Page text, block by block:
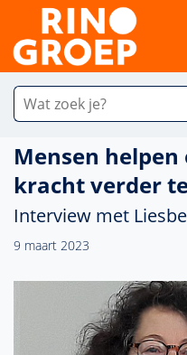
Mensen helpen
kracht verder
Interview met
9 maart 2023